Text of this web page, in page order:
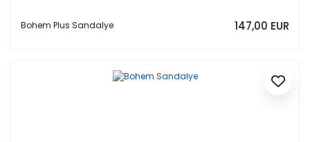
Bohem Plus Sandalye 147,00 EUR